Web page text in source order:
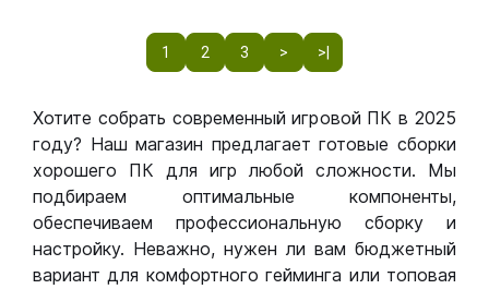
1 2 3 > >|
Хотите собрать современный игровой ПК в 2025
году? Наш магазин предлагает готовые сборки
хорошего ПК для игр любой сложности. Мы
подбираем оптимальные компоненты,
обеспечиваем профессиональную сборку и
настройку. Неважно, нужен ли вам бюджетный
вариант для комфортного гейминга или топовая